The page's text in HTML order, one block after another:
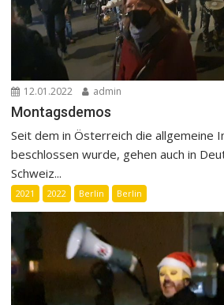
12.01.2022 admin
Montagsdemos
Seit dem in Österreich die allgemeine
beschlossen wurde, gehen auch in
Schweiz...
2021 2022 Berlin Berlin